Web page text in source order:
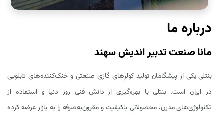
درباره ما
مانا صنعت تدبیر اندیش سهند
بنتلی یکی از پیشگامان تولید کولرهای گازی صنعتی و خنک‌کننده‌های تابلویی
در ایران است. بنتلی با بهره‌گیری از دانش فنی روز دنیا و استفاده از
تکنولوژی‌های مدرن، محصولاتی باکیفیت و مقرون‌به‌صرفه را به بازار عرضه کرده